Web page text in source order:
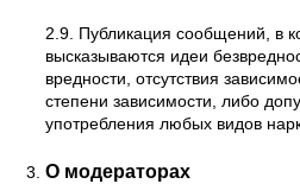
2.9. Публикация сообщений, в
высказываются идеи
вредности, отсутствия
степени зависимости, либо
употребления любых видов
О модераторах